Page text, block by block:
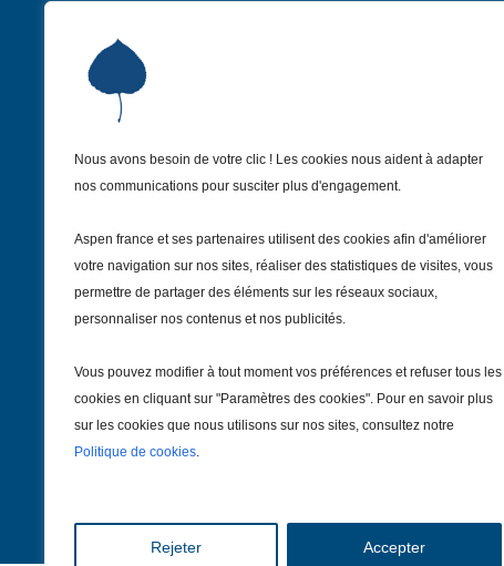
Nous avons besoin de votre clic ! Les cookies nous aident à adapter
nos communications pour susciter plus d'engagement.
Aspen france et ses partenaires utilisent des cookies afin d'améliorer
votre navigation sur nos sites, réaliser des statistiques de visites, vous
permettre de partager des éléments sur les réseaux sociaux,
personnaliser nos contenus et nos publicités.
Vous pouvez modifier à tout moment vos préférences et refuser tous les
cookies en cliquant sur "Paramètres des cookies". Pour en savoir plus
sur les cookies que nous utilisons sur nos sites, consultez notre
Politique de cookies.
Rejeter Accepter
Institut Aspen France
+33 1 81 69 55 30
institut@aspenfrance.org
Suivez-nous